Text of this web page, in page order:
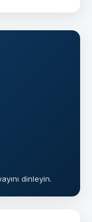
dinleyin.